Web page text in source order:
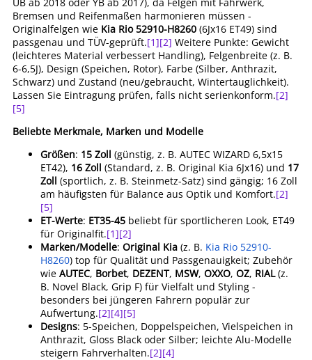
Bremsen und Reifenmaßen harmonieren müssen -
Originalfelgen wie Kia Rio 52910-H8260 (6Jx16 ET49) sind
passgenau und TÜV-geprüft.[1][2] Weitere Punkte: Gewicht
(leichteres Material verbessert Handling), Felgenbreite (z. B.
6-6,5J), Design (Speichen, Rotor), Farbe (Silber, Anthrazit,
Schwarz) und Zustand (neu/gebraucht, Wintertauglichkeit).
Lassen Sie Eintragung prüfen, falls nicht serienkonform.[2]
[5]
Beliebte Merkmale, Marken und Modelle
Größen: 15 Zoll (günstig, z. B. AUTEC WIZARD 6,5x15
ET42), 16 Zoll (Standard, z. B. Original Kia 6Jx16) und 17
Zoll (sportlich, z. B. Steinmetz-Satz) sind gängig; 16 Zoll
am häufigsten für Balance aus Optik und Komfort.[2]
[5]
ET-Werte: ET35-45 beliebt für sportlicheren Look, ET49
für Originalfit.[1][2]
Marken/Modelle: Original Kia (z. B. Kia Rio 52910-
H8260) top für Qualität und Passgenauigkeit; Zubehör
wie AUTEC, Borbet, DEZENT, MSW, OXXO, OZ, RIAL(z.
B. Novel Black, Grip F) für Vielfalt und Styling -
besonders bei jüngeren Fahrern populär zur
Aufwertung.[2][4][5]
Designs: 5-Speichen, Doppelspeichen, Vielspeichen in
Anthrazit, Gloss Black oder Silber; leichte Alu-Modelle
steigern Fahrverhalten.[2][4]